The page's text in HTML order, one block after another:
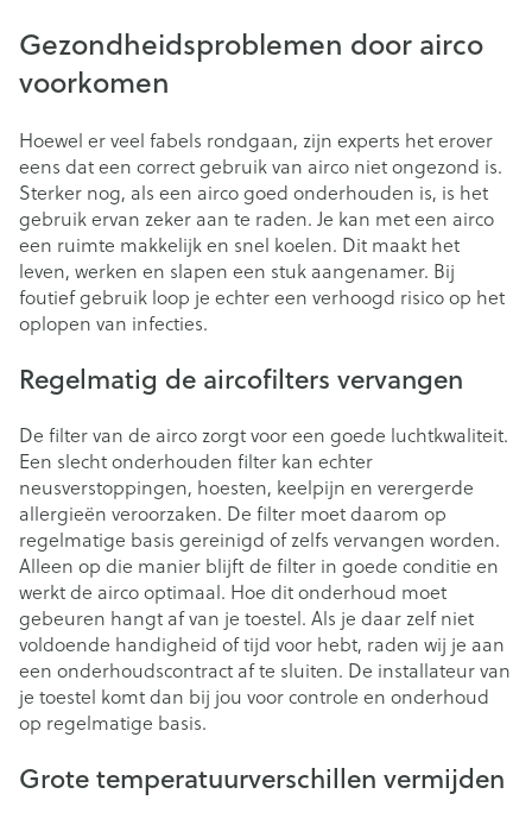
Gezondheidsproblemen door airco
voorkomen
Hoewel er veel fabels rondgaan, zijn experts het erover
eens dat een correct gebruik van airco niet ongezond is.
Sterker nog, als een airco goed onderhouden is, is het
gebruik ervan zeker aan te raden. Je kan met een airco
een ruimte makkelijk en snel koelen. Dit maakt het
leven, werken en slapen een stuk aangenamer. Bij
foutief gebruik loop je echter een verhoogd risico op het
oplopen van infecties.
Regelmatig de aircofilters vervangen
De filter van de airco zorgt voor een goede luchtkwaliteit.
Een slecht onderhouden filter kan echter
neusverstoppingen, hoesten, keelpijn en verergerde
allergieën veroorzaken. De filter moet daarom op
regelmatige basis gereinigd of zelfs vervangen worden.
Alleen op die manier blijft de filter in goede conditie en
werkt de airco optimaal. Hoe dit onderhoud moet
gebeuren hangt af van je toestel. Als je daar zelf niet
voldoende handigheid of tijd voor hebt, raden wij je aan
een onderhoudscontract af te sluiten. De installateur van
je toestel komt dan bij jou voor controle en onderhoud
op regelmatige basis.
Grote temperatuurverschillen vermijden